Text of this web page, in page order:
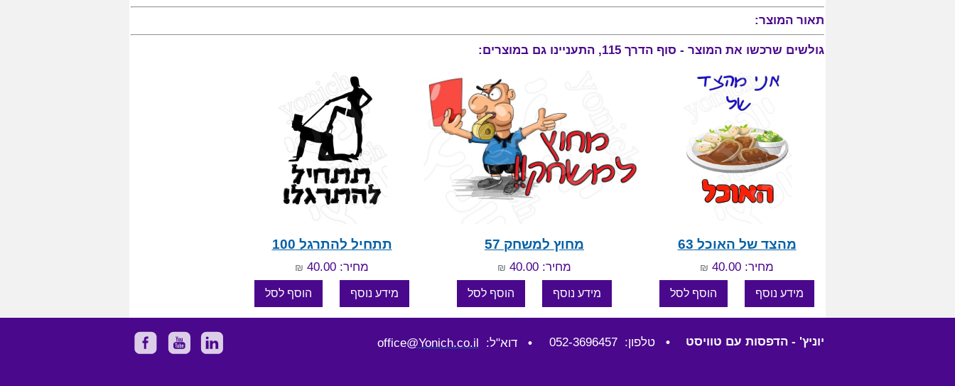
תאור המוצר:
גולשים שרכשו את המוצר - סוף הדרך 115, התעניינו גם במוצרים:
מהצד של האוכל 63
מחיר: 40.00 ₪
מחוץ למשחק 57
מחיר: 40.00 ₪
תתחיל להתרגל 100
מחיר: 40.00 ₪
יוניץ' - הדפסות עם טוויסט •טלפון: 052-3696457 • דוא"ל: office @Yonich.co.il